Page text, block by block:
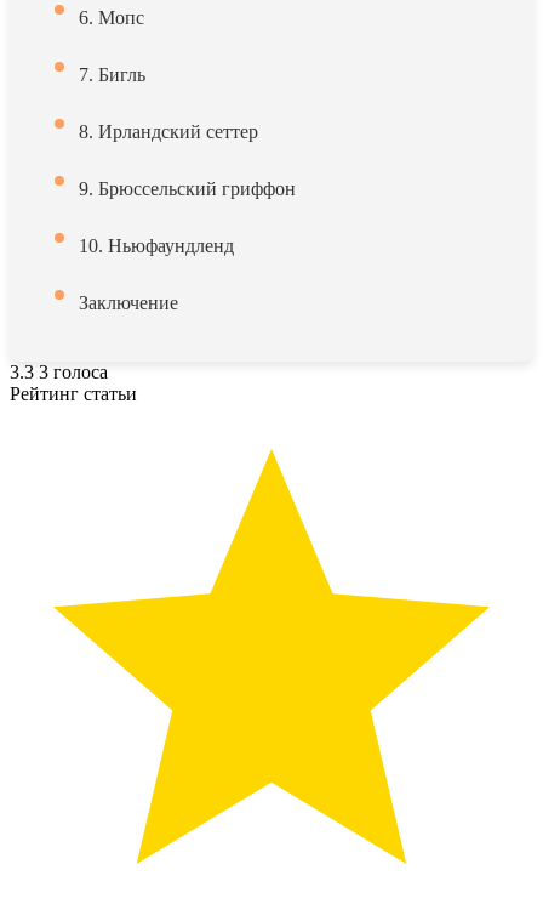
6. Мопс
7. Бигль
8. Ирландский сеттер
9. Брюссельский гриффон
10. Ньюфаундленд
Заключение
3.3 3 голоса
Рейтинг статьи